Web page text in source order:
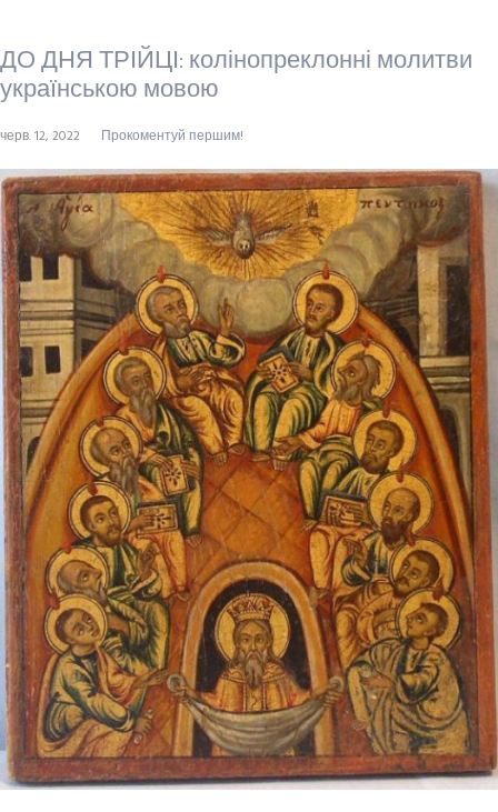
ДО ДНЯ ТРІЙЦІ: колінопреклонні молитви
українською мовою
черв. 12, 2022 Прокоментуй першим!